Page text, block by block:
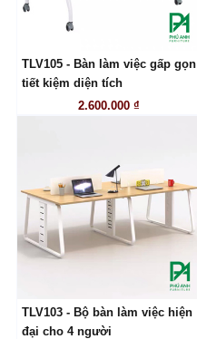
LIÊN HỆ
TLV105 - Bàn làm việc gấp gọn
tiết kiệm diện tích
2.600.000 ₫
LIÊN HỆ
TLV103 - Bộ bàn làm việc hiện
đại cho 4 người